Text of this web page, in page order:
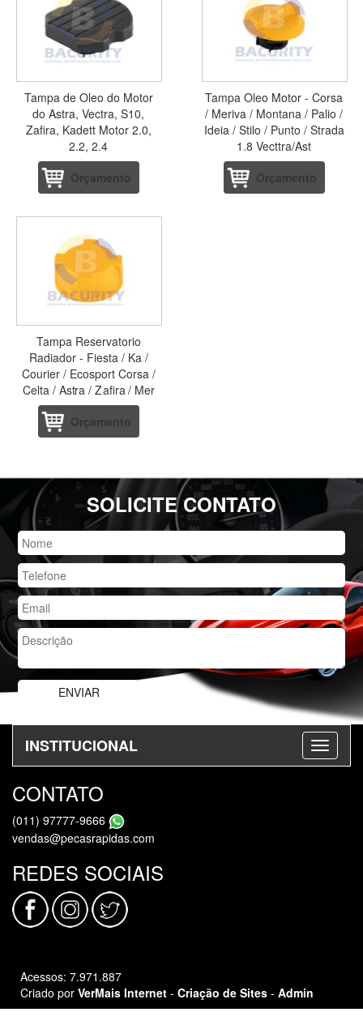
Tampa de Oleo do Motor
do Astra, Vectra, S10,
Zafira, Kadett Motor 2.0,
2.2, 2.4
Orçamento
Tampa Oleo Motor - Corsa
/ Meriva / Montana / Palio /
Ideia / Stilo / Punto / Strada
1.8 Vecttra/Ast
Orçamento
Tampa Reservatorio
Radiador - Fiesta / Ka /
Courier / Ecosport Corsa /
Celta / Astra / Zafira / Mer
Orçamento
SOLICITE CONTATO
INSTITUCIONAL
(011) 97777-9666
vendas@pecasrapidas.com
REDES SOCIAIS